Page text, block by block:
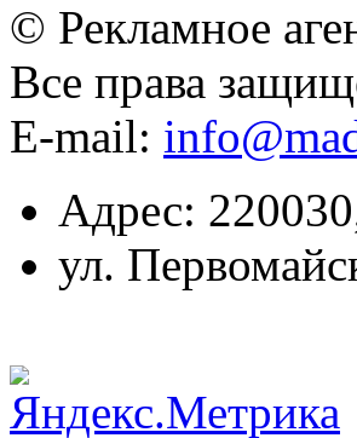
© Рекламное
Все права
E-mail:
Адрес:
ул.